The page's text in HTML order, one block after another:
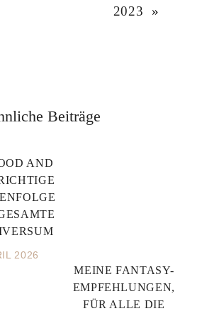
2023
»
Beiträge
AND
2026
MEINE FANTASY-
EMPFEHLUNGEN,
FÜR ALLE DIE